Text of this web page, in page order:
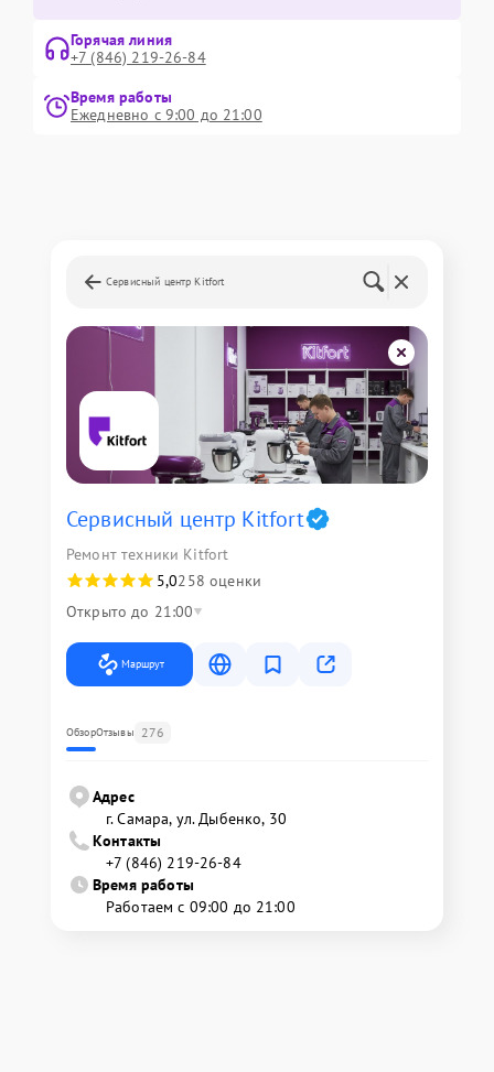
Горячая линия
+7 (846) 219-26-84
Время работы
Ежедневно с 9:00 до 21:00
Сервисный центр Kitfort
Сервисный центр Kitfort
Ремонт техники Kitfort
5,0258 оценки
Открыто до 21:00
Маршрут
ОбзорОтзывы 276
Адрес
г. Самара, ул. Дыбенко, 30
Контакты
+7 (846) 219-26-84
Время работы
Работаем с 09:00 до 21:00